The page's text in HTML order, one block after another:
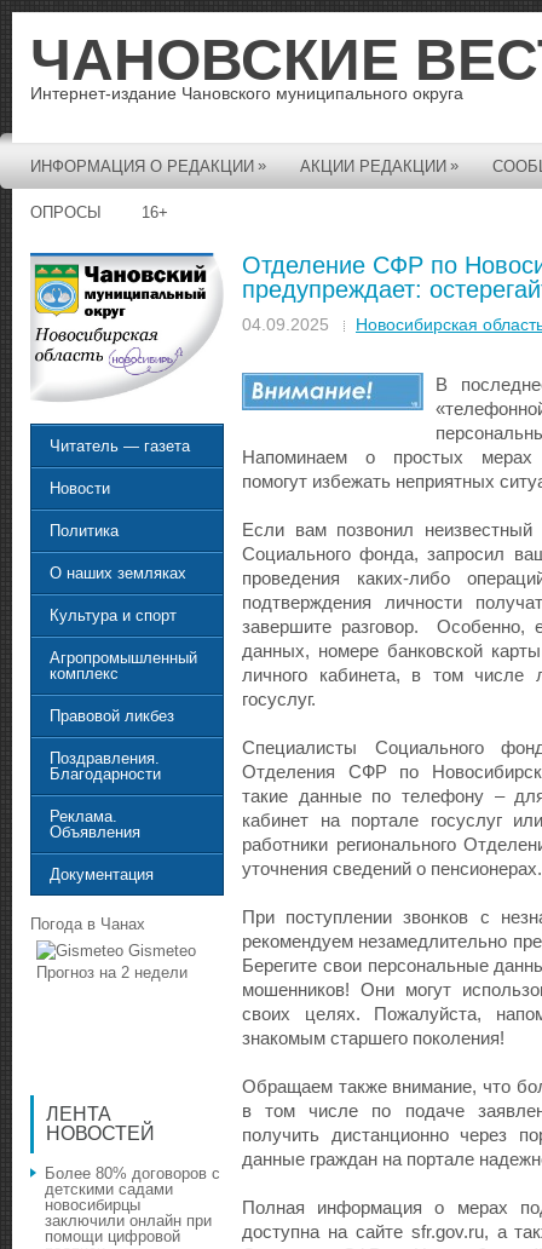
ЧАНОВСКИЕ
Интернет-издание Чановского муниципального округа
ИНФОРМАЦИЯ О РЕДАКЦИИ » АКЦИИ РЕДАКЦИИ »
ОПРОСЫ 16+
Отделение СФР по
предупреждает:
04.09.2025 Новосибирская
В
Напоминаем о простых мерах
помогут избежать неприятных
Если вам позвонил неизвестный
Социального фонда, запросил
проведения каких-либо
подтверждения личности
завершите разговор. Особенно,
данных, номере банковской
личного кабинета, в том числе
госуслуг.
Специалисты Социального
Отделения СФР по
такие данные по телефону –
кабинет на портале госуслуг
работники регионального
уточнения сведений о пенсионерах.
При поступлении звонков с
рекомендуем незамедлительно
Берегите свои персональные
мошенников! Они могут
своих целях. Пожалуйста,
знакомым старшего поколения!
Обращаем также внимание, что
в том числе по подаче
получить дистанционно через
данные граждан на портале
Полная информация о мерах
доступна на сайте sfr.gov.ru, а
Читатель — газета
Новости
Политика
О наших земляках
Культура и спорт
Агропромышленный
комплекс
Правовой ликбез
Поздравления.
Благодарности
Реклама.
Объявления
Документация
Погода в Чанах
Gismeteo
Прогноз на 2 недели
ЛЕНТА
НОВОСТЕЙ
Более 80% договоров с
детскими садами
новосибирцы
заключили онлайн при
помощи цифровой